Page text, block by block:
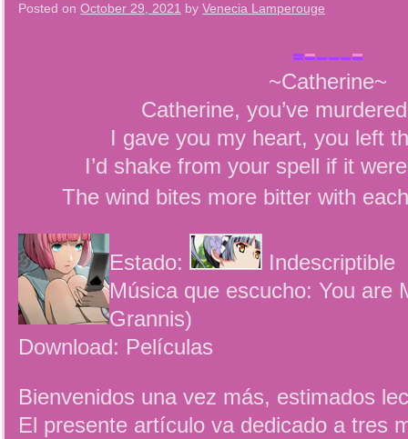
Posted on October 29, 2021 by Venecia Lamperouge
~Catherine~
Catherine, you’ve
I gave you my heart, you left
I’d shake from your spell if it
The wind bites more bitter with
Estado:
Indescriptible
Música que escucho: You are
Grannis)
Download: Películas
Bienvenidos una vez más, estimados
El presente artículo va dedicado a tres